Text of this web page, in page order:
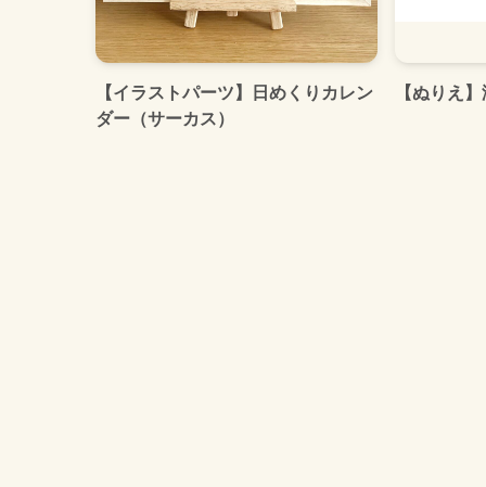
【イラストパーツ】日めくりカレン
ダー（サーカス）
【ぬりえ